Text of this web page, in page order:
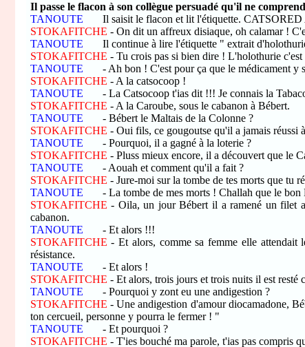
Il passe le flacon à son collègue persuadé qu'il ne
TANOUTE Il saisit le flacon et lit l'étiquette. CATSORED
STOKAFITCHE - On dit un affreux disiaque, oh calamar !
TANOUTE Il continue à lire l'étiquette " extrait
STOKAFITCHE - Tu crois pas si bien dire ! L'holothurie c'est
TANOUTE - Ah bon ! C'est pour ça que le médicament y
STOKAFITCHE - A la catsocoop !
TANOUTE - La Catsocoop t'ias dit !!! Je connais la
STOKAFITCHE - A la Caroube, sous le cabanon à Bébert.
TANOUTE - Bébert le Maltais de la Colonne ?
STOKAFITCHE - Oui fils, ce gougoutse qu'il a jamais réussi
TANOUTE - Pourquoi, il a gagné à la loterie ?
STOKAFITCHE - Pluss mieux encore, il a découvert que le
TANOUTE - Aouah et comment qu'il a fait ?
STOKAFITCHE - Jure-moi sur la tombe de tes morts que tu
TANOUTE - La tombe de mes morts ! Challah que le bon
STOKAFITCHE - Oila, un jour Bébert il a ramené un filet
cabanon.
TANOUTE - Et alors !!!
STOKAFITCHE - Et alors, comme sa femme elle
résistance.
TANOUTE - Et alors !
STOKAFITCHE - Et alors, trois jours et trois nuits il est resté
TANOUTE - Pourquoi y zont eu une andigestion ?
STOKAFITCHE - Une andigestion d'amour diocamadone,
ton cercueil, personne y pourra le fermer ! "
TANOUTE - Et pourquoi ?
STOKAFITCHE - T'ies bouché ma parole, t'ias pas compris